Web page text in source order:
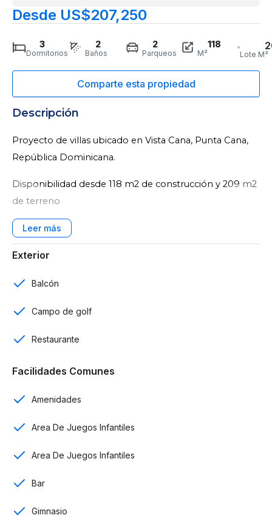
Desde US$207,250
3
Dormitorios
2
Baños
2
Parqueos
118
M² Lote M²
Descripción
Proyecto de villas ubicado en Vista Cana, Punta Cana,
República Dominicana.
Disponibilidad desde 118 m2 de construcción y 209 m2
de terreno
Características:
3 Habitaciones
2 baños
Baño de visita
2 parqueos
Exterior
Balcón
Campo de golf
Restaurante
Facilidades Comunes
Amenidades
Area De Juegos Infantiles
Area De Juegos Infantiles
Bar
Gimnasio